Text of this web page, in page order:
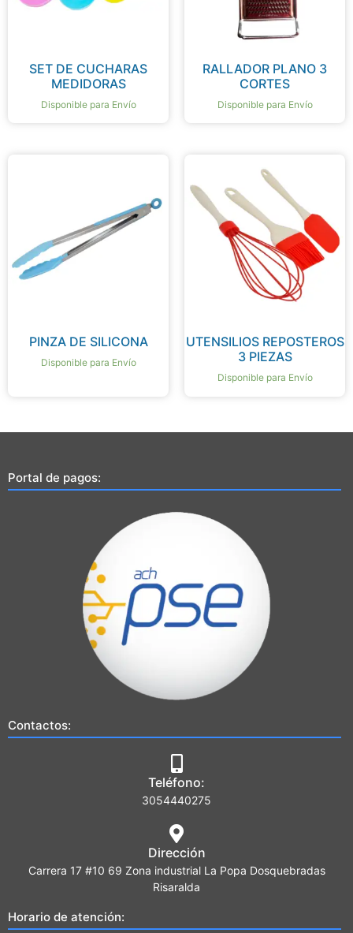
SET DE CUCHARAS
MEDIDORAS
Disponible para Envío
RALLADOR PLANO 3
CORTES
Disponible para Envío
PINZA DE SILICONA
Disponible para Envío
UTENSILIOS REPOSTEROS
3 PIEZAS
Disponible para Envío
Portal de pagos:
Contactos:
Teléfono:
3054440275
Dirección
Carrera 17 #10 69 Zona industrial La Popa Dosquebradas
Risaralda
Horario de atención: